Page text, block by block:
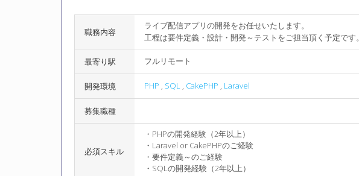
職務内容
ライブ配信アプリの開発をお任せいたします。
工程は要件定義・設計・開発～テストをご担当頂く予定です。
最寄り駅 フルリモート
開発環境 PHP , SQL , CakePHP , Laravel
募集職種
必須スキル
・PHPの開発経験（2年以上）
・Laravel or CakePHPのご経験
・要件定義～のご経験
・SQLの開発経験（2年以上）